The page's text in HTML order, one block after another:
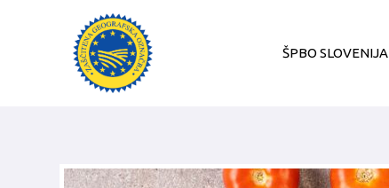
ŠPBO SLOVENIJA
olja